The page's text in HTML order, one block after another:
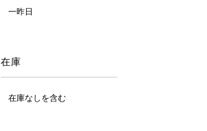
一昨日
在庫
在庫なしを含む